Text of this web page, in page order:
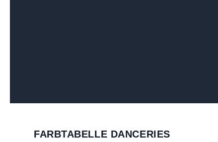
FARBTABELLE DANCERIES